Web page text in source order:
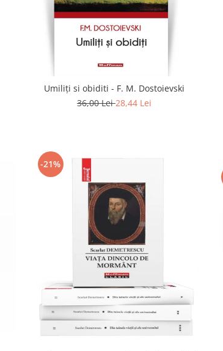
Umiliți si obiditi - F. M. Dostoievski
36,00 Lei28,44 Lei
-21%